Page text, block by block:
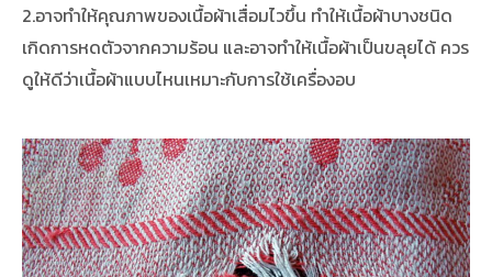
2.อาจทำให้คุณภาพของเนื้อผ้าเสื่อมไวขึ้น ทำให้เนื้อผ้าบางชนิด
เกิดการหดตัวจากความร้อน และอาจทำให้เนื้อผ้าเป็นขลุยได้ ควร
ดูให้ดีว่าเนื้อผ้าแบบไหนเหมาะกับการใช้เครื่องอบ